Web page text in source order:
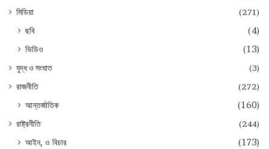
মিডিয়া (271)
ছবি
(4)
ভিডিও
(13)
যুদ্ধ ও সংঘাত
(3)
রাজনীতি
(272)
আন্তর্জাতিক (160)
রাষ্ট্রনীতি (244)
আইন, ও বিচার (173)